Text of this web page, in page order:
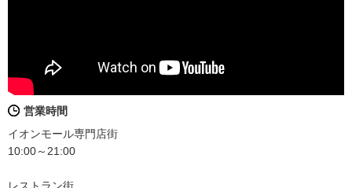
営業時間
イオンモール専門店街
10:00～21:00